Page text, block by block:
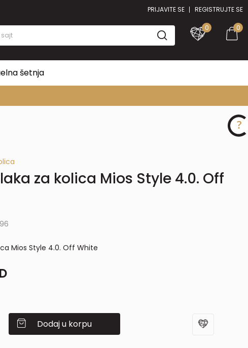
PRIJAVITE SE REGISTRUJTE SE
sajt
0
0
šetnja
za kolica Mios Style 4.0. Off
Mios Style 4.0. Off White
Dodaj u korpu